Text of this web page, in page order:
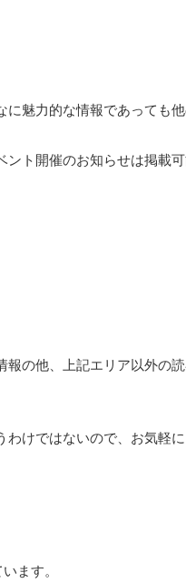
魅力的な情報であっても他
ト開催のお知らせは掲載
の他、上記エリア以外の
けではないので、お気軽
ます。